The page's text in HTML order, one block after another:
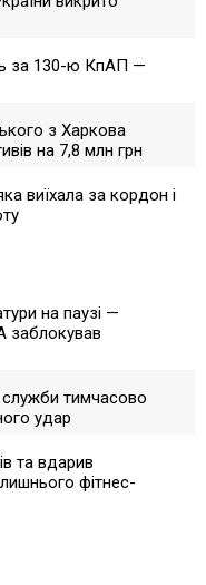
за 130-ю КпАП —
з Харкова
на 7,8 млн грн
виїхала за кордон і
на паузі —
заблокував
служби тимчасово
удар
та вдарив
фітнес-